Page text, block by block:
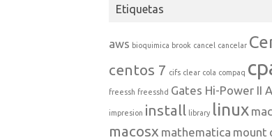
Etiquetas
aws bioquimica brook cancel cancelar
centos 7 cifs clear cola compaq
freessh freesshd Gates Hi-Power II
impresion install library linux mac
macosx mathematica mount